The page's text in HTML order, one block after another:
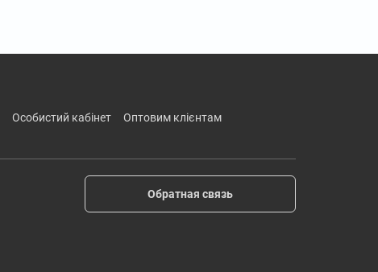
особистий кабінет
оптовим клієнтам
Обратная связь